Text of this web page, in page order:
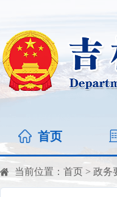
首页
当前位置： 首页 > 政务